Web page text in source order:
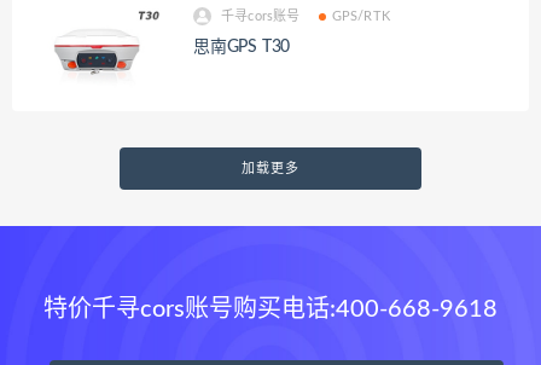
千寻cors账号 GPS/RTK
思南GPS T30
加载更多
特价千寻cors账号购买电话:400-668-9618